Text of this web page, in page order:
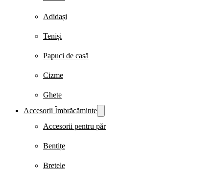
Adidași
Teniși
Papuci de casă
Cizme
Ghete
Accesorii Îmbrăcăminte
Accesorii pentru păr
Bentițe
Bretele